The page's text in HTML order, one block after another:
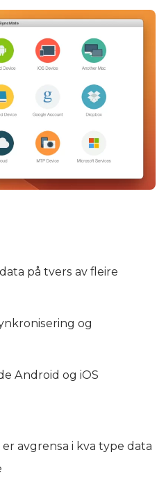
på tvers av fleire
og
Android og iOS
avgrensa i kva type data